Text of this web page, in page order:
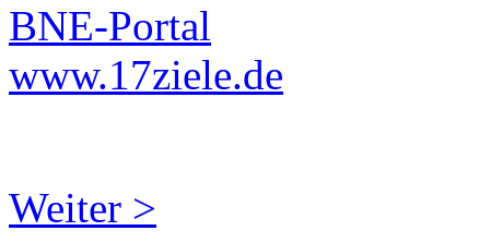
BNE-Portal
www.17ziele.de
Weiter >